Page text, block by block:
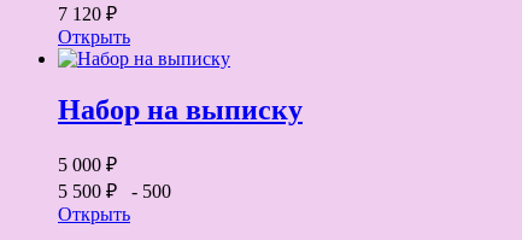
7 120 ₽
Открыть
Набор на выписку
5 000 ₽
5 500 ₽ - 500
Открыть